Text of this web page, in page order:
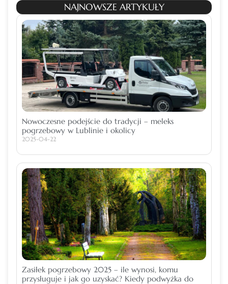
NAJNOWSZE ARTYKUŁY
Nowoczesne podejście do tradycji – meleks
pogrzebowy w Lublinie i okolicy
2025-04-22
Zasiłek pogrzebowy 2025 – ile wynosi, komu
przysługuje i jak go uzyskać? Kiedy podwyżka do